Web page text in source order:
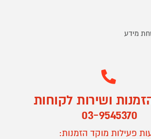
מידע
ושירות לקוחות
03-9545370
פעילות מוקד הזמנות: